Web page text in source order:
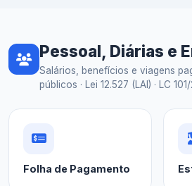
Pessoal, Diárias e
Salários, benefícios e viagens
públicos · Lei 12.527 (LAI) · LC
Folha de Pagamento